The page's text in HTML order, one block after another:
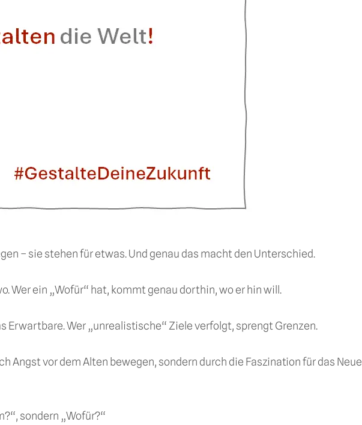
– sie stehen für etwas. Und genau das macht den Unterschied.
Wer ein „Wofür“ hat, kommt genau dorthin, wo er hin will.
Erwartbare. Wer „unrealistische“ Ziele verfolgt, sprengt Grenzen.
Angst vor dem Alten bewegen, sondern durch die Faszination für das
sondern „Wofür?“